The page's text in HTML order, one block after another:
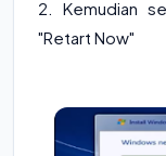
2. Kemudian
"Retart Now"